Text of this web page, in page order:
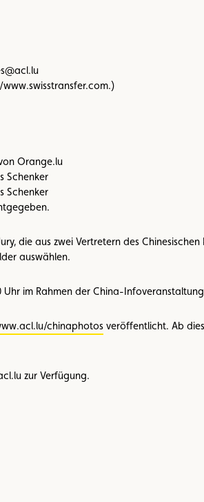
Orange.lu
Schenker
Schenker
die aus zwei Vertretern des
auswählen.
Uhr im Rahmen der China-
chinaphotosveröffentlicht. Ab
zur Verfügung.